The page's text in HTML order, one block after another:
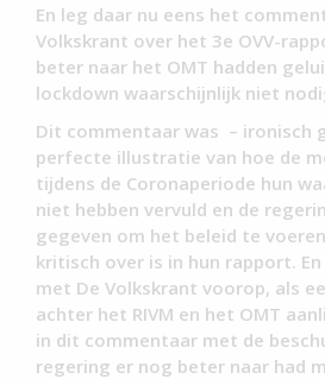
En leg daar nu eens het
Volkskrant over het 3e OVV-
beter naar het OMT hadden
lockdown waarschijnlijk niet
Dit commentaar was – ironisch
perfecte illustratie van hoe de
tijdens de Coronaperiode hun
niet hebben vervuld en de
gegeven om het beleid te
kritisch over is in hun rapport.
met De Volkskrant voorop, als
achter het RIVM en het OMT
in dit commentaar met de
regering er nog beter naar had